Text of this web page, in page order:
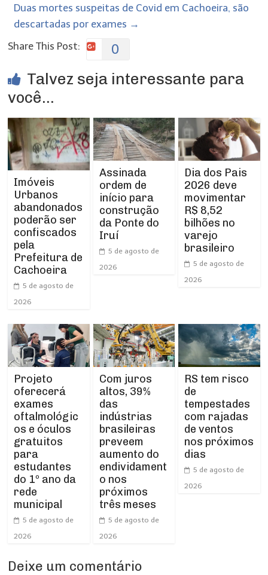
Duas mortes suspeitas de Covid em Cachoeira, são
descartadas por exames →
Share This Post:
0
Talvez seja interessante para
você...
Imóveis
Urbanos
abandonados
poderão ser
confiscados
pela
Prefeitura de
Cachoeira
5 de agosto de
2026
Assinada
ordem de
início para
construção
da Ponte do
Iruí
5 de agosto de
2026
Dia dos Pais
2026 deve
movimentar
R$ 8,52
bilhões no
varejo
brasileiro
5 de agosto de
2026
Projeto
oferecerá
exames
oftalmológic
os e óculos
gratuitos
para
estudantes
do 1º ano da
rede
municipal
5 de agosto de
2026
Com juros
altos, 39%
das
indústrias
brasileiras
preveem
aumento do
endividament
o nos
próximos
três meses
5 de agosto de
2026
RS tem risco
de
tempestades
com rajadas
de ventos
nos próximos
dias
5 de agosto de
2026
Deixe um comentário